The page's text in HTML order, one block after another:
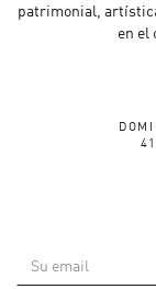
patrimonial,
en el